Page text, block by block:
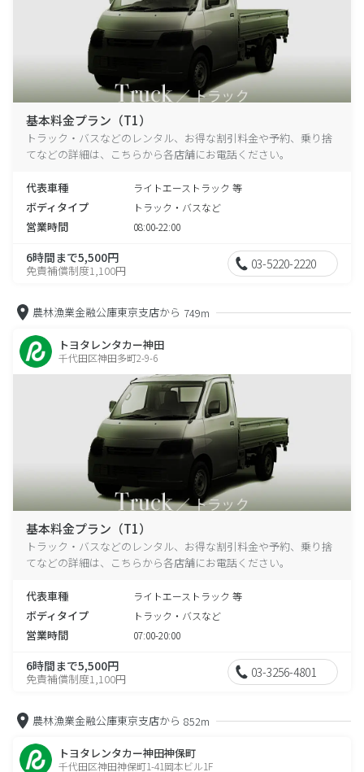
基本料金プラン（T1）
トラック・バスなどのレンタル、お得な割引料金や予約、乗り捨
てなどの詳細は、こちらから各店舗にお電話ください。
代表車種 ライトエーストラック 等
ボディタイプ トラック・バスなど
営業時間 08:00-22:00
6時間まで5,500円
免責補償制度1,100円 03-5220-2220
農林漁業金融公庫東京支店から 749m
トヨタレンタカー神田
千代田区神田多町2-9-6
基本料金プラン（T1）
トラック・バスなどのレンタル、お得な割引料金や予約、乗り捨
てなどの詳細は、こちらから各店舗にお電話ください。
代表車種 ライトエーストラック 等
ボディタイプ トラック・バスなど
営業時間 07:00-20:00
6時間まで5,500円
免責補償制度1,100円 03-3256-4801
農林漁業金融公庫東京支店から 852m
トヨタレンタカー神田神保町
千代田区神田神保町1-41岡本ビル1F